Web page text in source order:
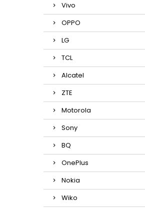
Vivo
OPPO
LG
TCL
Alcatel
ZTE
Motorola
Sony
BQ
OnePlus
Nokia
Wiko